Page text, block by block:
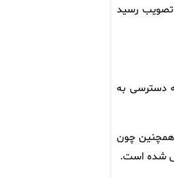
نیز به تصویب رسید
دسترسی به
همچنین چون
شده است.